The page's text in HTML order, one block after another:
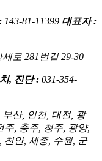
143-81-11399 대표자 :
로 281번길 29-30
, 진단 : 031-354-
산, 인천, 대전, 광
주, 충주, 청주, 광양,
천안, 세종, 수원, 군